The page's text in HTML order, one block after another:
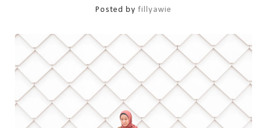
Posted byfillyawie